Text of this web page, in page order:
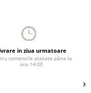
in ziua urmatoare
comenzile plasate pâna la
ora 14:00